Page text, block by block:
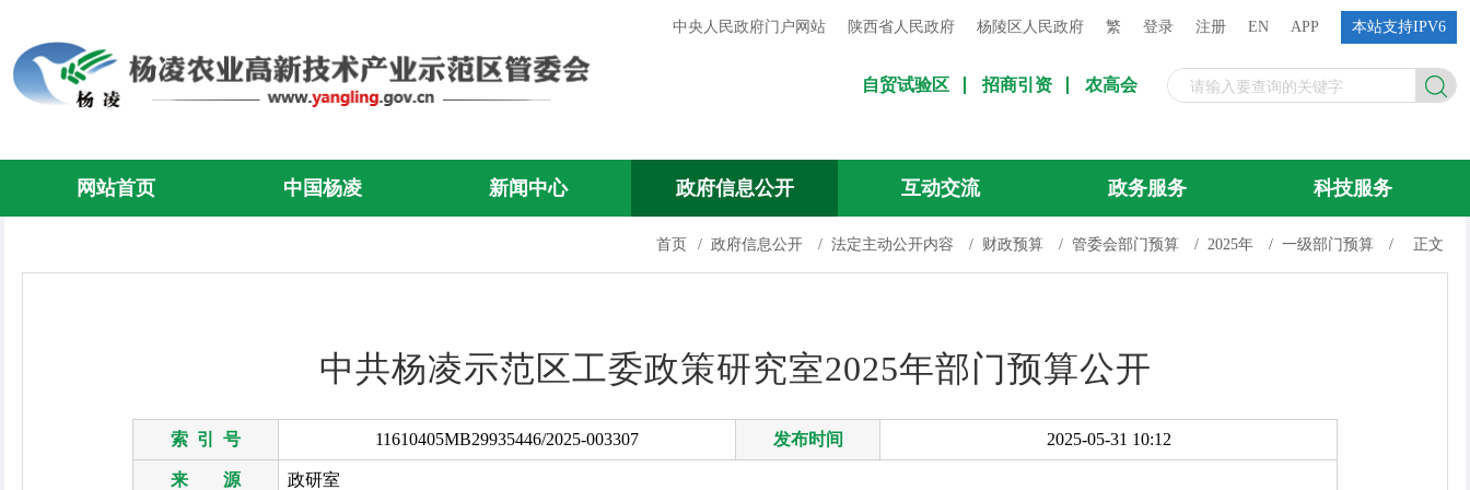
中央人民政府门户网站 陕西省人民政府 杨陵区人民政府 繁 登录 注册 EN APP 本站支持IPV6
自贸试验区 招商引资 农高会
网站首页 中国杨凌 新闻中心 政府信息公开 互动交流 政务服务 科技服务
首页 / 政府信息公开 / 法定主动公开内容 / 财政预算 / 管委会部门预算 / 2025年 / 一级部门预算 / 正文
中共杨凌示范区工委政策研究室2025年部门预算公开
索 引 号 11610405MB29935446/2025-003307 发布时间 2025-05-31 10:12
来 源 政研室